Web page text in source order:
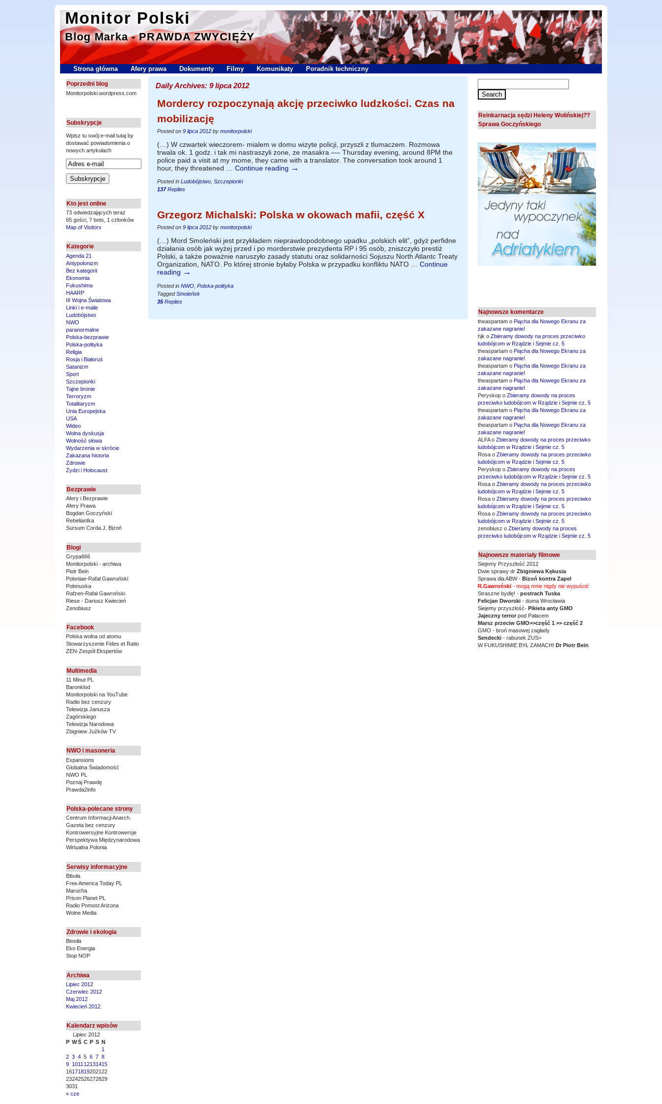
Monitor Polski
Blog Marka - PRAWDA ZWYCIĘŻY
Strona główna Afery prawa Dokumenty Filmy Komunikaty Poradnik techniczny
Poprzedni blog
Monitorpolski.wordpress.com
Subskrypcje
Wpisz tu swój e-mail tutaj by
dostawać powiadomienia o
nowych artykułach
Kto jest online
73 odwiedzających teraz
65 gości, 7 bots,
1 członków
Map of Visitors
Kategorie
Agenda 21
Antypolonizm
Bez kategorii
Ekonomia
Fukushima
HAARP
III Wojna Światowa
Linki i e-maile
Ludobójstwo
NWO
paranormalne
Polska-bezprawie
Polska-polityka
Religia
Rosja i Białoruś
Satanizm
Sport
Szczepionki
Tajne bronie
Terroryzm
Totalitaryzm
Unia Europejska
USA
Wideo
Wolna dyskusja
Wolność słowa
Wydarzenia w skrócie
Zakazana historia
Zdrowie
Żydzi i Holocaust
Bezprawie
Afery i Bezprawie
Afery Prawa
Bogdan Goczyński
Rebeliantka
Sursum Corda J. Bizoń
Blogi
Grypa666
Monitorpolski - archiwa
Piotr Bein
Poloniae-Rafał Gawroński
Polonuska
Rafzen-Rafał Gawroński
Riese - Dariusz Kwiecień
Zenobiusz
Facebook
Polska wolna od atomu
Stowarzyszenie Fides et Ratio
ZEN-Zespół Ekspertów
Multimedia
11 Minut PL
Baronklod
Monitorpolski na YouTube
Radio bez cenzury
Telewizja Janusza
Zagórskiego
Telewizja Narodowa
Zbigniew Juźków TV
NWO i masoneria
Expansions
Globalna Świadomość
NWO PL
Poznaj Prawdę
Prawda2info
Polska-polecane strony
Centrum Informacji Anarch.
Gazeta bez cenzury
Kontrowersyjne Kontrowersje
Perspektywa Międzynarodowa
Wirtualna Polonia
Serwisy informacyjne
Bibuła
Free America Today PL
Marucha
Prison Planet PL
Radio Pomost Arizona
Wolne Media
Zdrowie i ekologia
Biosiła
Eko Energia
Stop NOP
Archiwa
Lipiec 2012
Czerwiec 2012
Maj 2012
Kwiecień 2012
Kalendarz wpisów
Lipiec 2012
P WŚ C P S N
« cze
1
2 3 4 5 6 7 8
9 101112131415
16171819202122
23242526272829
3031
Daily Archives: 9 lipca 2012
Mordercy rozpoczynają akcję przeciwko ludzkości. Czas na
mobilizację
Posted on 9 lipca 2012 by monitorpolski
(…) W czwartek wieczorem- mialem w domu wizyte policji, przyszli z tlumaczem. Rozmowa
trwala ok. 1 godz. i tak mi nastraszyli zone, ze masakra —- Thursday evening, around 8PM the
police paid a visit at my mome, they came with a translator. The conversation took around 1
hour, they threatened … Continue reading →
Posted in Ludobójstwo Szczepionki
137Replies
Grzegorz Michalski: Polska w okowach mafii, część X
Posted on 9 lipca 2012 by monitorpolski
(…) Mord Smoleński jest przykładem nieprawdopodobnego upadku „polskich elit”, gdyż perfidne
działania osób jak wyżej przed i po morderstwie prezydenta RP i 95 osób, zniszczyło prestiż
Polski, a także poważnie naruszyło zasady statutu oraz solidarności Sojuszu North Atlantc Treaty
Organization, NATO. Po której stronie byłaby Polska w przypadku konfliktu NATO … Continue
reading →
Posted in NWO Polska-polityka
Tagged Smoleńsk
35Replies
Reinkarnacja sędzi Heleny Wolińskiej??
Sprawa Goczyńskiego
Najnowsze komentarze
theaspartam o Piącha dla Nowego Ekranu za
zakazane nagranie!
hjk o Zbieramy dowody na proces przeciwko
ludobójcom w Rządzie i Sejmie cz. 5
theaspartam o Piącha dla Nowego Ekranu za
zakazane nagranie!
theaspartam o Piącha dla Nowego Ekranu za
zakazane nagranie!
theaspartam o Piącha dla Nowego Ekranu za
zakazane nagranie!
Peryskop o Zbieramy dowody na proces
przeciwko ludobójcom w Rządzie i Sejmie cz. 5
theaspartam o Piącha dla Nowego Ekranu za
zakazane nagranie!
theaspartam o Piącha dla Nowego Ekranu za
zakazane nagranie!
ALFA o Zbieramy dowody na proces przeciwko
ludobójcom w Rządzie i Sejmie cz. 5
Rosa o Zbieramy dowody na proces przeciwko
ludobójcom w Rządzie i Sejmie cz. 5
Peryskop o Zbieramy dowody na proces
przeciwko ludobójcom w Rządzie i Sejmie cz. 5
Rosa o Zbieramy dowody na proces przeciwko
ludobójcom w Rządzie i Sejmie cz. 5
Rosa o Zbieramy dowody na proces przeciwko
ludobójcom w Rządzie i Sejmie cz. 5
Rosa o Zbieramy dowody na proces przeciwko
ludobójcom w Rządzie i Sejmie cz. 5
zenobiusz o Zbieramy dowody na proces
przeciwko ludobójcom w Rządzie i Sejmie cz. 5
Najnowsze materiały filmowe
Siejemy Przyszłość 2012
Dwie sprawy dr Zbigniewa Kękusia
Sprawa dla ABW - Bizoń kontra Zapel
R.Gawroński- mogą mnie nigdy nie wypuścić
Straszne bydlę! - postrach Tuska
Felicjan Dworski- duma Wrocławia
Siejemy przyszłość- Pikieta anty GMO
Jajeczny terrorpod Pałacem
Marsz przeciw GMO>>część 1 >> część 2
GMO - broń masowej zagłady
Sendecki- rabunek ZUS>
W FUKUSHIMIE BYŁ ZAMACH! Dr Piotr Bein